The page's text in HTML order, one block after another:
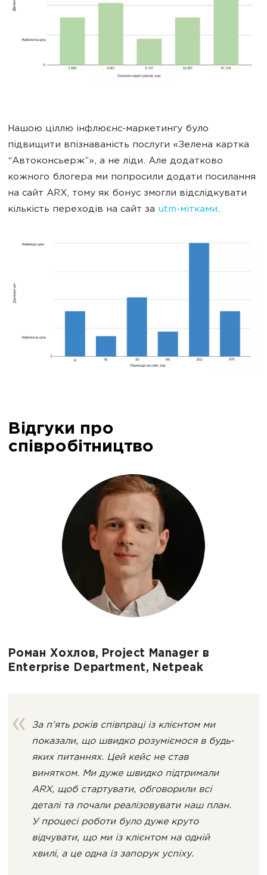
Нашою ціллю інфлюєнс-маркетингу було
підвищити впізнаваність послуги «Зелена картка
“Автоконсьерж”», а не ліди. Але додатково
кожного блогера ми попросили додати посилання
на сайт ARX, тому як бонус змогли відслідкувати
кількість переходів на сайт за utm-мітками.
Відгуки про
співробітництво
Роман Хохлов, Project Manager в
Enterprise Department, Netpeak
За п’ять років співпраці із клієнтом ми
показали, що швидко розуміємося в будь-
яких питаннях. Цей кейс не став
винятком. Ми дуже швидко підтримали
ARX, щоб стартувати, обговорили всі
деталі та почали реалізовувати наш план.
У процесі роботи було дуже круто
відчувати, що ми із клієнтом на одній
хвилі, а це одна із запорук успіху.